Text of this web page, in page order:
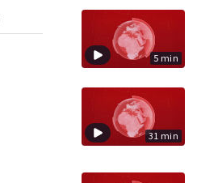
5 min
31 min